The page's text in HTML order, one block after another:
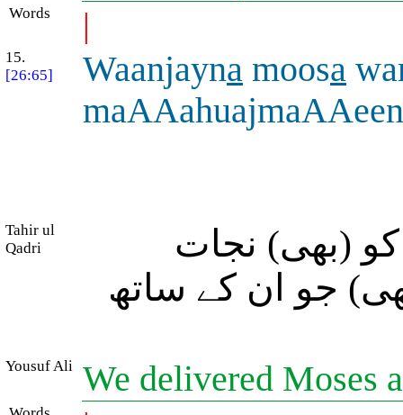
Words |
15.
[26:65]
Waanjayna moosa
maAAahuajmaAAeen
Tahir ul
Qadri
(بھی) نجات
جو ان کے ساتھ
Yousuf Ali We delivered Moses